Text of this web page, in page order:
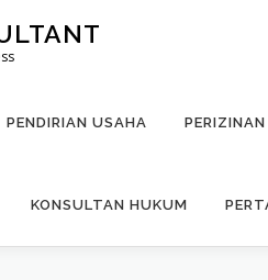
PENDIRIAN USAHA PERIZINAN
KONSULTAN HUKUM